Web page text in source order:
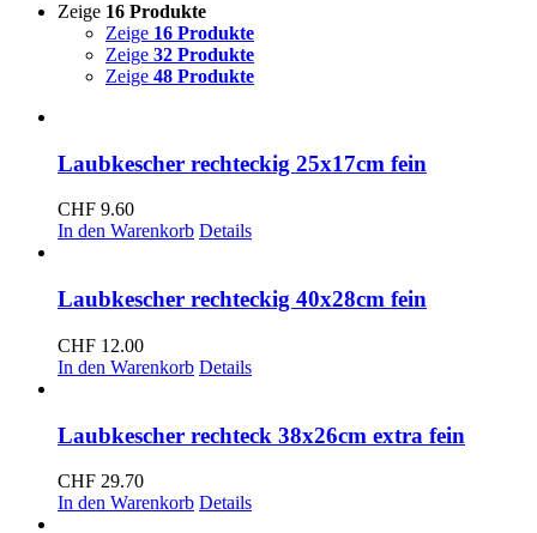
Zeige 16 Produkte
Zeige 16 Produkte
Zeige 32 Produkte
Zeige 48 Produkte
Laubkescher rechteckig 25x17cm fein
CHF 9.60
In den Warenkorb Details
Laubkescher rechteckig 40x28cm fein
CHF 12.00
In den Warenkorb Details
Laubkescher rechteck 38x26cm extra fein
CHF 29.70
In den Warenkorb Details